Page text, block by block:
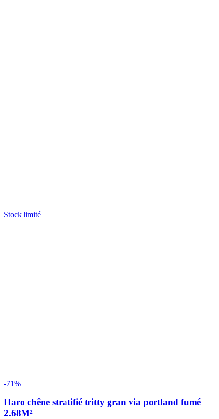
Stock limité
-71%
Haro chêne stratifié tritty gran via portland fumé
2.68M²